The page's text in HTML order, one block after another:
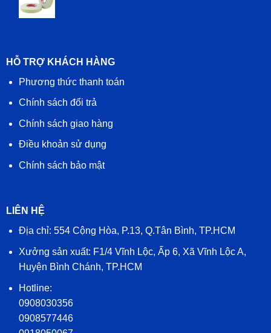
HỖ TRỢ KHÁCH HÀNG
Phương thức thanh toán
Chính sách đổi trả
Chính sách giao hàng
Điều khoản sử dụng
Chính sách bảo mật
LIÊN HỆ
Địa chỉ: 554 Cộng Hòa, P.13, Q.Tân Bình, TP.HCM
Xưởng sản xuất: F1/4 Vĩnh Lộc, Ấp 6, Xã Vĩnh Lộc A,
Huyện Bình Chánh, TP.HCM
Hotline:
0908030356
0908577446